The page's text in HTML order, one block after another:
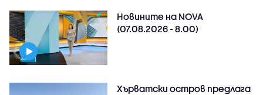
Новините на NOVA
(07.08.2026 - 8.00)
Хърватски остров предлага